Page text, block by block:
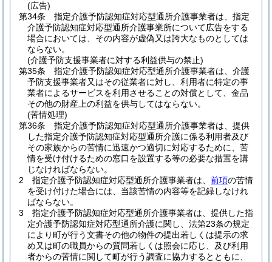
(広告)
第34条
指定介護予防認知症対応型通所介護事業者は、指定
介護予防認知症対応型通所介護事業所について広告をする
場合においては、その内容が虚偽又は誇大なものとしては
ならない。
(介護予防支援事業者に対する利益供与の禁止)
第35条
指定介護予防認知症対応型通所介護事業者は、介護
予防支援事業者又はその従業者に対し、利用者に特定の事
業者によるサービスを利用させることの対償として、金品
その他の財産上の利益を供与してはならない。
(苦情処理)
第36条
指定介護予防認知症対応型通所介護事業者は、提供
した指定介護予防認知症対応型通所介護に係る利用者及び
その家族からの苦情に迅速かつ適切に対応するために、苦
情を受け付けるための窓口を設置する等の必要な措置を講
じなければならない。
2
指定介護予防認知症対応型通所介護事業者は、 前項の苦情
を受け付けた場合には、当該苦情の内容等を記録しなけれ
ばならない。
3
指定介護予防認知症対応型通所介護事業者は、提供した指
定介護予防認知症対応型通所介護に関し、法第23条の規定
により町が行う文書その他の物件の提出若しくは提示の求
め又は町の職員からの質問若しくは照会に応じ、及び利用
者からの苦情に関して町が行う調査に協力するとともに、